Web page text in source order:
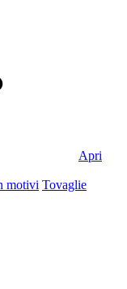
Apri
motivi Tovaglie